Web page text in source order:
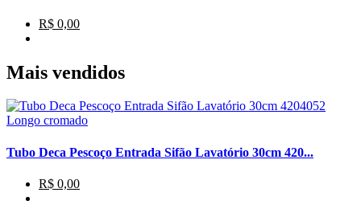
R$ 0,00
Mais vendidos
Tubo Deca Pescoço Entrada Sifão Lavatório 30cm 420...
R$ 0,00